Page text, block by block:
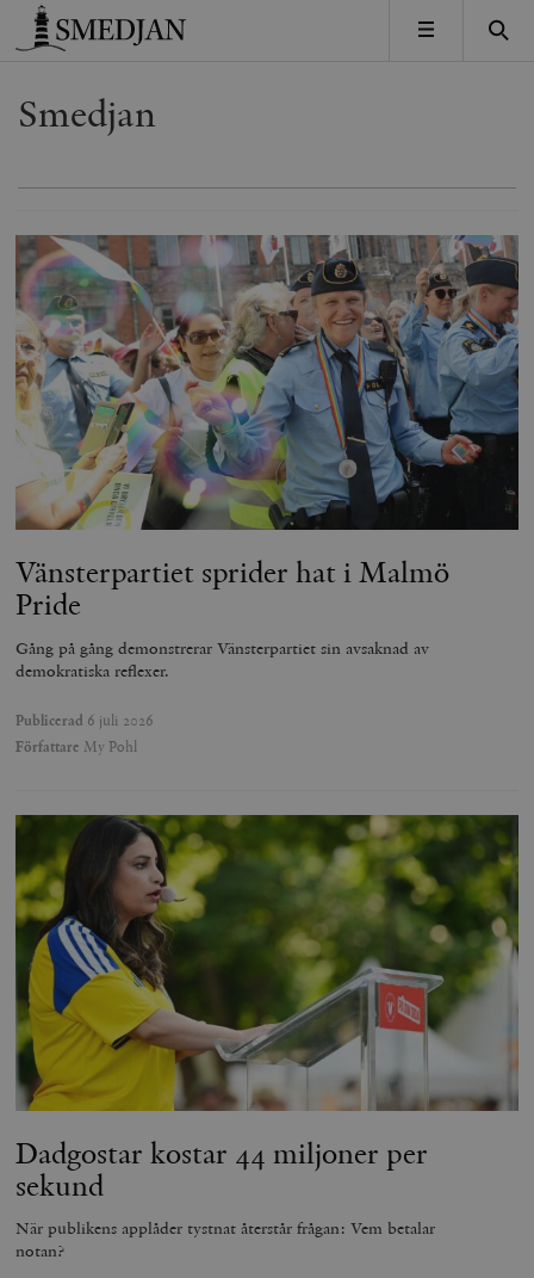
Timbro
MENY
Smedjan
Vänsterpartiet sprider hat i Malmö
Pride
Gång på gång demonstrerar Vänsterpartiet sin avsaknad av
demokratiska reflexer.
Publicerad 6 juli 2026
Författare My Pohl
Dadgostar kostar 44 miljoner per
sekund
När publikens applåder tystnat återstår frågan: Vem betalar
notan?